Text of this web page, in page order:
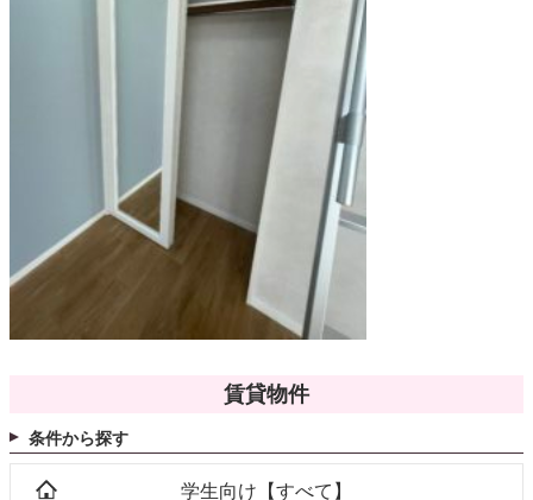
賃貸物件
条件から探す
学生向け【すべて】